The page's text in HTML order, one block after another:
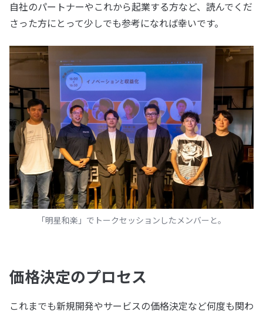
自社のパートナーやこれから起業する方など、読んでくだ
さった方にとって少しでも参考になれば幸いです。
「明星和楽」でトークセッションしたメンバーと。
価格決定のプロセス
これまでも新規開発やサービスの価格決定など何度も関わ